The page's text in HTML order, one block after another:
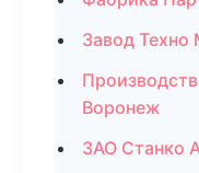
Завод
Воронеж
ЗАО Станко